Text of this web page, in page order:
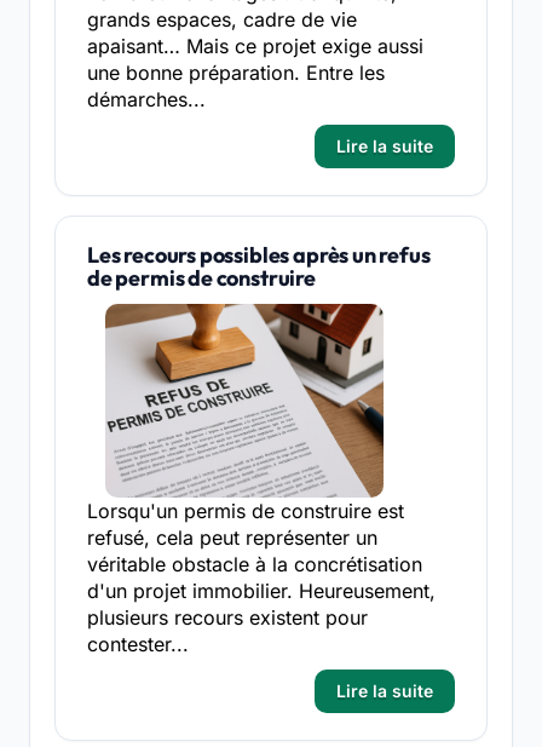
grands espaces, cadre de vie
apaisant… Mais ce projet exige aussi
une bonne préparation. Entre les
démarches...
Lire la suite
Les recours possibles après un refus
de permis de construire
Lorsqu'un permis de construire est
refusé, cela peut représenter un
véritable obstacle à la concrétisation
d'un projet immobilier. Heureusement,
plusieurs recours existent pour
contester...
Lire la suite